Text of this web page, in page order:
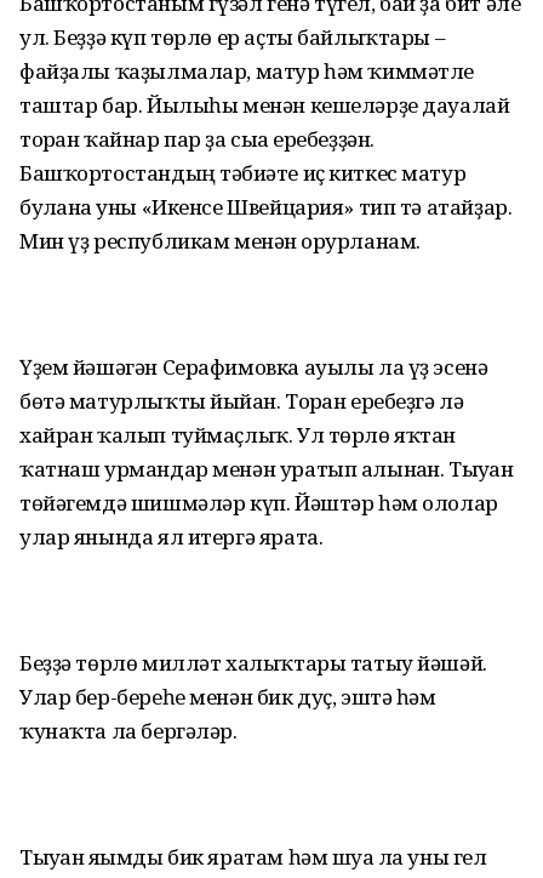
ул. Беҙҙә күп төрлө ер аҫты байлыҡтары –
файҙалы ҡаҙылмалар, матур һәм ҡиммәтле
таштар бар. Йылыһы менән кешеләрҙе дауалай
торған ҡайнар пар ҙа сыға еребеҙҙән.
Башҡортостандың тәбиғәте иҫ киткес матур
булғанға уны «Икенсе Швейцария» тип тә атайҙар.
Мин үҙ республикам менән ғорурланам.
Үҙем йәшәгән Серафимовка ауылы ла үҙ эсенә
бөтә матурлыҡты йыйған. Торған еребеҙгә лә
хайран ҡалып туймаҫлыҡ. Ул төрлө яҡтан
ҡатнаш урмандар менән уратып алынған. Тыу­ған
төйәгемдә шишмәләр күп. Йәштәр һәм ололар
улар янында ял итергә ярата.
Беҙҙә төрлө милләт халыҡтары татыу йәшәй.
Улар бер-береһе менән бик дуҫ, эштә һәм
ҡунаҡта ла бергәләр.
Тыуған яғымды бик яратам һәм шуға ла уны гел